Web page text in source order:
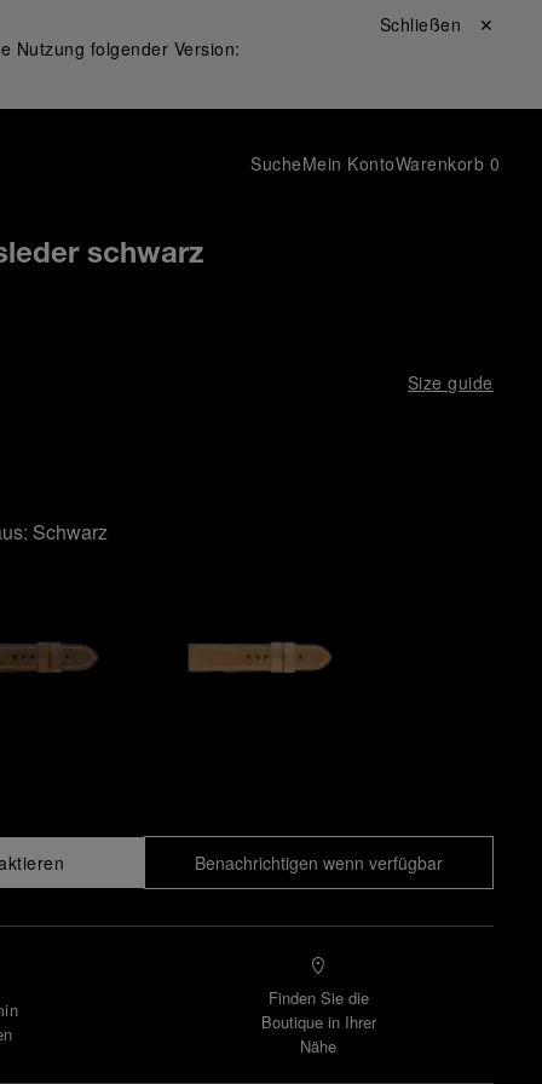
Nutzung folgender Version:
Schließen ✕
SucheMein KontoWarenkorb 0
schwarz
Size guide
Schwarz
Benachrichtigen wenn verfügbar
Finden Sie die
Boutique in Ihrer
Nähe